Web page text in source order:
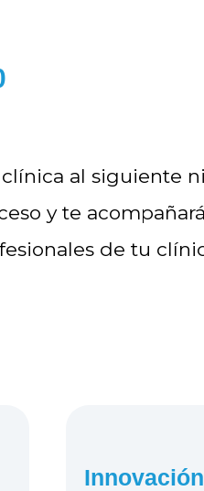
al siguiente
y te
de tu
Innovación